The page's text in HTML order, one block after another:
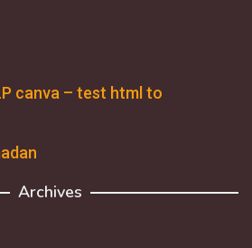
canva – test html to
Archives